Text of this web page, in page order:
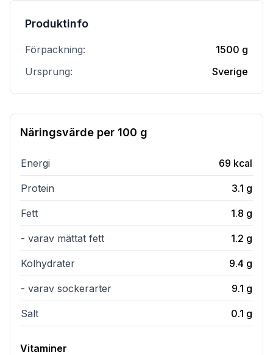
Produktinfo
Förpackning:
1500 g
Ursprung:
Sverige
Näringsvärde per 100 g
Energi 69 kcal
Protein 3.1 g
Fett 1.8 g
- varav mättat fett 1.2 g
Kolhydrater 9.4 g
- varav sockerarter 9.1 g
Salt 0.1 g
Vitaminer